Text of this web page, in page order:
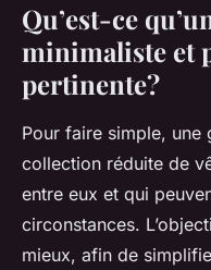
Qu’est-ce
minimaliste et
pertinente?
Pour faire simple, une
collection réduite de
entre eux et qui
circonstances.
mieux, afin de